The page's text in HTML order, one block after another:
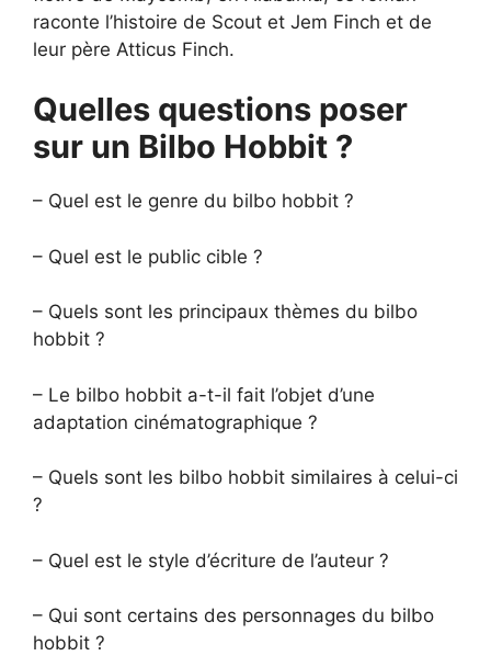
raconte l’histoire de Scout et Jem Finch et de
leur père Atticus Finch.
Quelles questions poser
sur un Bilbo Hobbit ?
– Quel est le genre du bilbo hobbit ?
– Quel est le public cible ?
– Quels sont les principaux thèmes du bilbo
hobbit ?
– Le bilbo hobbit a-t-il fait l’objet d’une
adaptation cinématographique ?
– Quels sont les bilbo hobbit similaires à celui-ci
?
– Quel est le style d’écriture de l’auteur ?
– Qui sont certains des personnages du bilbo
hobbit ?